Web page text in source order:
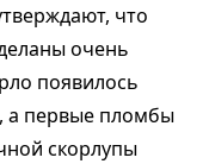
что
очень
появилось
а первые пломбы
скорлупы